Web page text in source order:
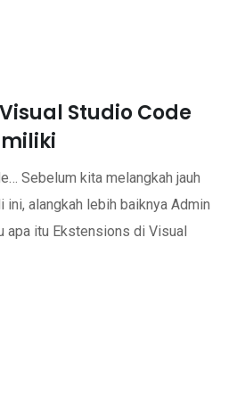
Studio Code
Sebelum kita melangkah jauh
ini, alangkah lebih baiknya Admin
apa itu Ekstensions di Visual